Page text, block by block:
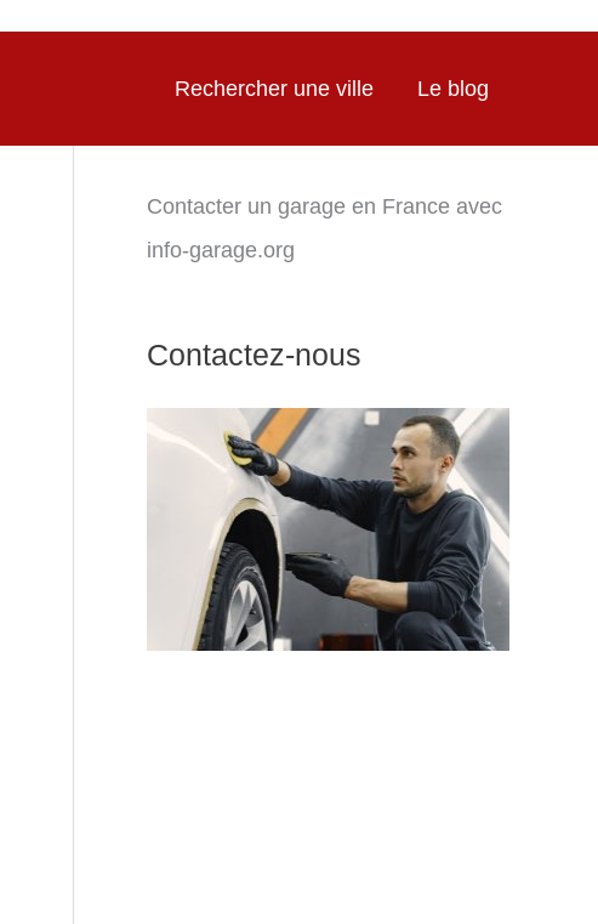
Rechercher une ville Le blog
Contacter un garage en France avec
info-garage.org
Contactez-nous